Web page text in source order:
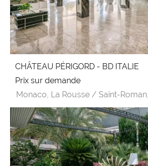
CHÂTEAU PÉRIGORD - BD ITALIE
Prix sur demande
Monaco, La Rousse / Saint-Roman,